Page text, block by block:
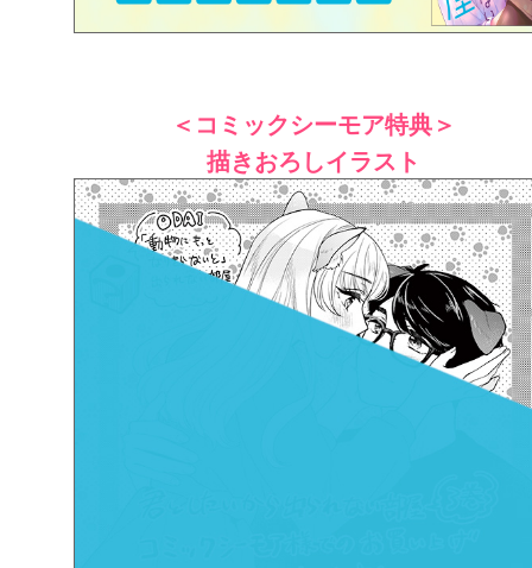
＜コミックシーモア特典＞
描きおろしイラスト